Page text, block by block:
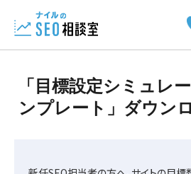
「目標設定シミュレ
ンプレート」ダウン